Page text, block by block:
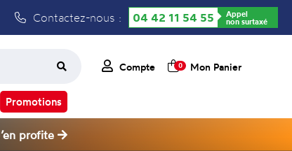
Contactez-nous : 04 42 11 54 55 Appel
non surtaxé
Compte 0 Mon Panier
Promotions
profite